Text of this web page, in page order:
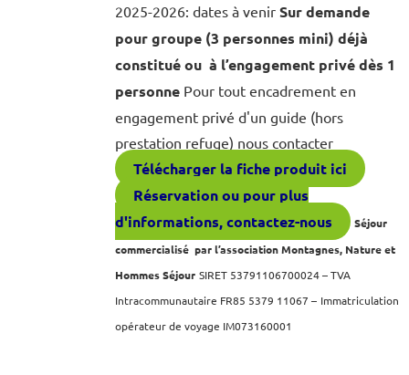
2025-2026: dates à venir Sur demande
pour groupe (3 personnes mini) déjà
constitué ou à l’engagement privé dès 1
personnePour tout encadrement en
engagement privé d'un guide (hors
prestation refuge) nous contacter
Télécharger la fiche produit ici
Réservation ou pour plus
d'informations, contactez-nous
Séjour
commercialisé par l’association Montagnes, Nature et
Hommes Séjour SIRET 53791106700024 – TVA
Intracommunautaire FR85 5379 11067 – Immatriculation
opérateur de voyage IM073160001